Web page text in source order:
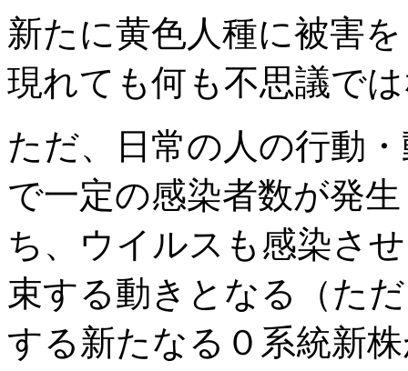
新たに黄色人種に被害
現れても何も不思議で
ただ、日常の人の行動
で一定の感染者数が発
ち、ウイルスも感染さ
束する動きとなる（た
する新たなる０系統新